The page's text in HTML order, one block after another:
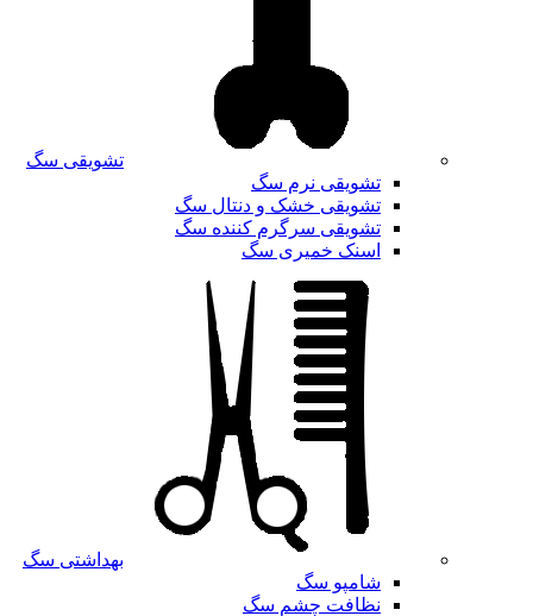
تشویقی سگ
تشویقی نرم سگ
تشویقی خشک و دنتال سگ
تشویقی سرگرم کننده سگ
اسنک خمیری سگ
بهداشتی سگ
شامپو سگ
نظافت چشم سگ